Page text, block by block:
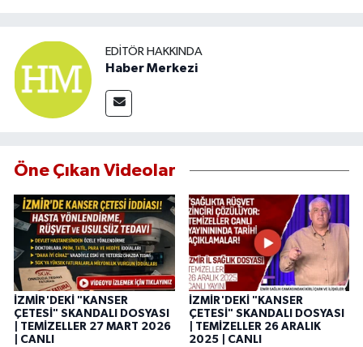
EDITÖR HAKKINDA
Haber Merkezi
Öne Çıkan Videolar
İZMİR'DEKİ "KANSER
ÇETESİ" SKANDALI DOSYASI
| TEMİZELLER 27 MART 2026
| CANLI
İZMİR'DEKİ "KANSER
ÇETESİ" SKANDALI DOSYASI
| TEMİZELLER 26 ARALIK
2025 | CANLI